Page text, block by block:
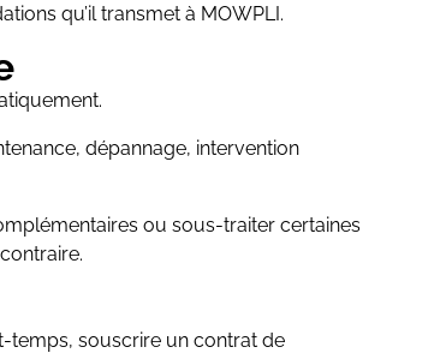
qu’il transmet à MOWPLI.
dépannage, intervention
ou sous-traiter certaines
temps, souscrire un contrat de